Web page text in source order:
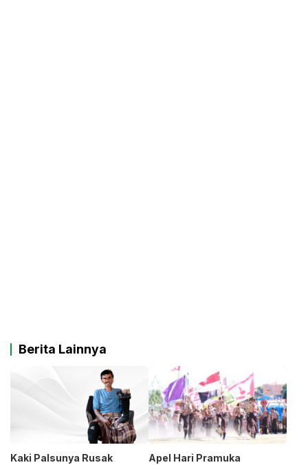
Berita Lainnya
Kaki Palsunya Rusak
Apel Hari Pramuka